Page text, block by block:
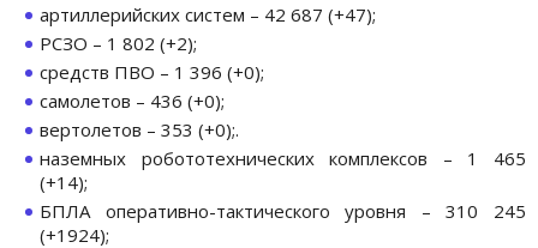
артиллерийских систем – 42 687 (+47);
РСЗО – 1 802 (+2);
средств ПВО – 1 396 (+0);
самолетов – 436 (+0);
вертолетов – 353 (+0);.
наземных робототехнических комплексов – 1 465
(+14);
БПЛА оперативно-тактического уровня – 310 245
(+1924);